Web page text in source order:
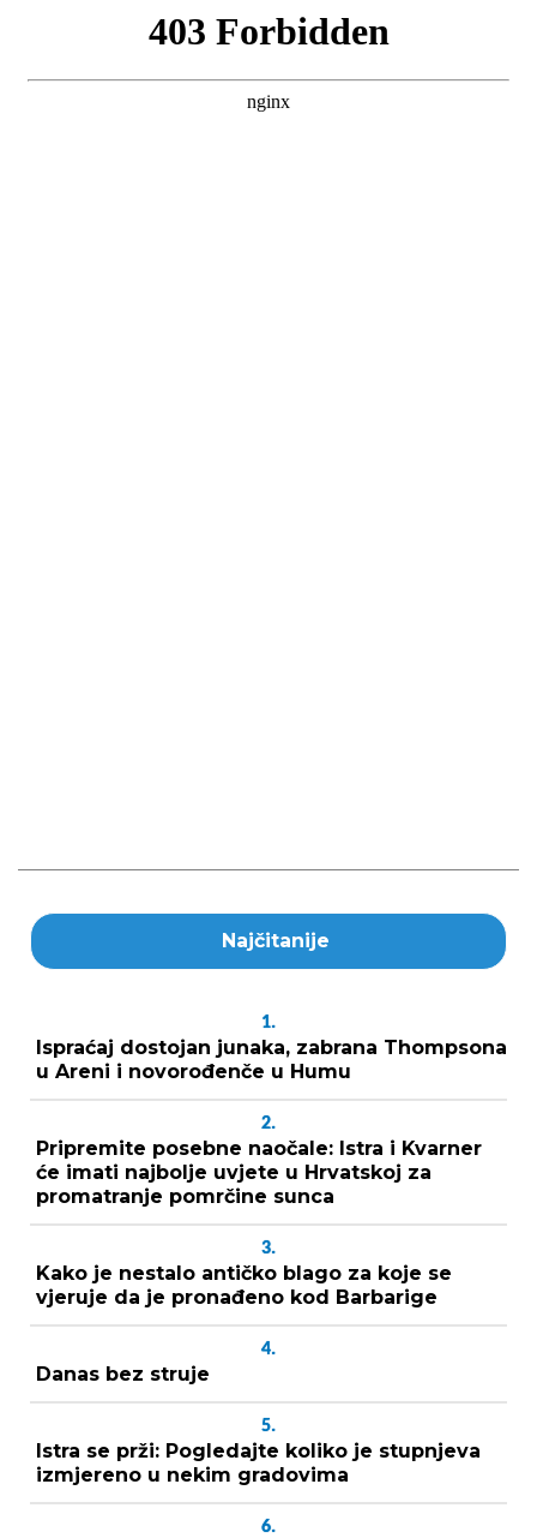
Najčitanije
1.
Ispraćaj dostojan junaka, zabrana Thompsona
u Areni i novorođenče u Humu
2.
Pripremite posebne naočale: Istra i Kvarner
će imati najbolje uvjete u Hrvatskoj za
promatranje pomrčine sunca
3.
Kako je nestalo antičko blago za koje se
vjeruje da je pronađeno kod Barbarige
4.
Danas bez struje
5.
Istra se prži: Pogledajte koliko je stupnjeva
izmjereno u nekim gradovima
6.